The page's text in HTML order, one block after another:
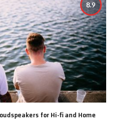
8.9
for Hi-fi and Home